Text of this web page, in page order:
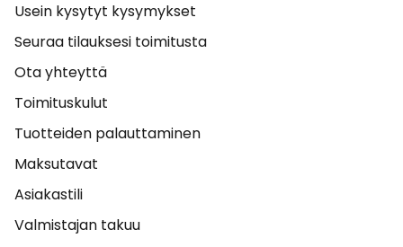
Usein kysytyt kysymykset
Seuraa tilauksesi toimitusta
Ota yhteyttä
Toimituskulut
Tuotteiden palauttaminen
Maksutavat
Asiakastili
Valmistajan takuu